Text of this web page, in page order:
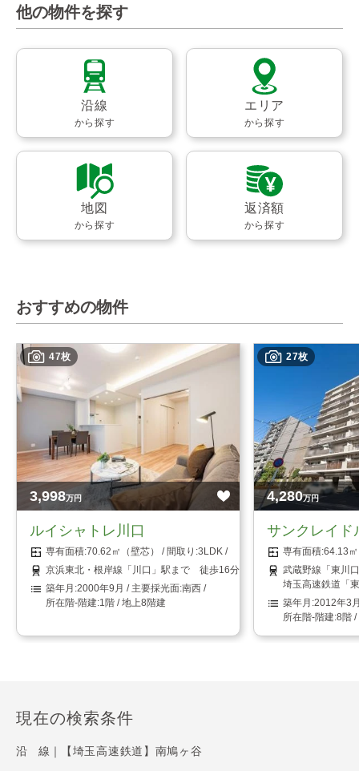
他の物件を探す
沿線
から探す
エリア
から探す
地図
から探す
返済額
から探す
おすすめの物件
47枚
3,998万円
ルイシャトレ川口
70.62㎡（壁芯）
3LDK
京浜東北・根岸線「川口」駅まで 徒歩16分
2000年9月
南西
1階 / 地上8階建
27枚
4,280万円
サンクレイド
64.13
武蔵野線「東川
埼玉高速鉄道「
2012年3
8階 /
現在の検索条件
沿 線｜ 【埼玉高速鉄道】南鳩ヶ谷